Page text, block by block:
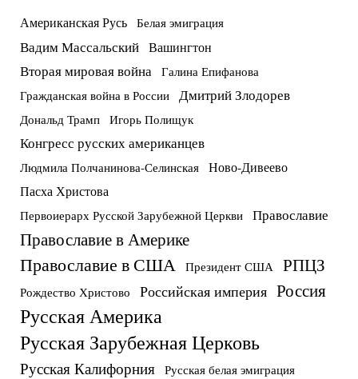
Американская Русь Белая эмиграция
Вадим Массальский Вашингтон
Вторая мировая война Галина Епифанова
Гражданская война в России Дмитрий Злодорев
Дональд Трамп Игорь Полищук
Конгресс русских американцев
Людмила Полчанинова-Селинская Ново-Дивеево
Пасха Христова
Первоиерарх Русской Зарубежной Церкви Православие
Православие в Америке
Православие в США Президент США РПЦЗ
Рождество Христово Российская империя Россия
Русская Америка
Русская Зарубежная Церковь
Русская Калифорния Русская белая эмиграция